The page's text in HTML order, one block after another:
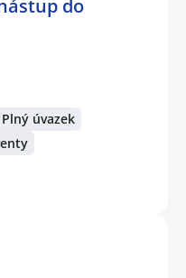
do
Plný úvazek